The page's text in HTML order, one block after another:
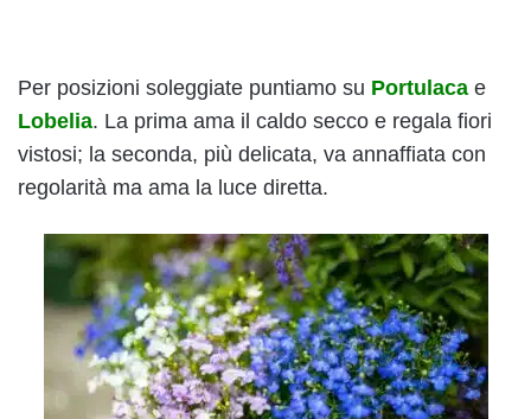
Per posizioni soleggiate puntiamo su Portulaca e
Lobelia. La prima ama il caldo secco e regala fiori
vistosi; la seconda, più delicata, va annaffiata con
regolarità ma ama la luce diretta.